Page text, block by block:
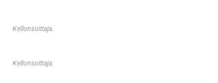
Kellonsoittaja.
Kellonsoittaja.